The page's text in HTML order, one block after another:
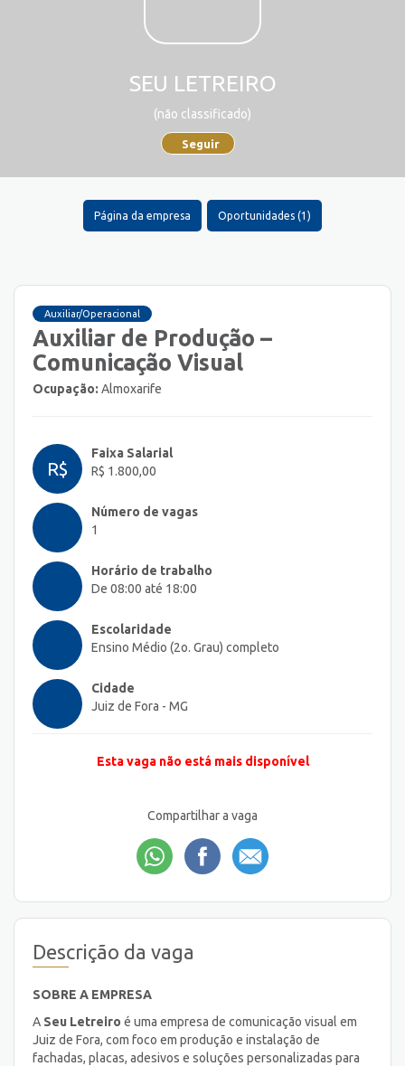
SEU LETREIRO
(não classificado)
Seguir
Página da empresa Oportunidades (1)
Auxiliar/Operacional
Auxiliar de Produção –
Comunicação Visual
Ocupação: Almoxarife
R$
Faixa Salarial
R$ 1.800,00
Número de vagas
1
Horário de trabalho
De 08:00 até 18:00
Escolaridade
Ensino Médio (2o. Grau) completo
Cidade
Juiz de Fora - MG
Esta vaga não está mais disponível
Compartilhar a vaga
Descrição da vaga
SOBRE A EMPRESA
A Seu Letreiro é uma empresa de comunicação visual em
Juiz de Fora, com foco em produção e instalação de
fachadas, placas, adesivos e soluções personalizadas para